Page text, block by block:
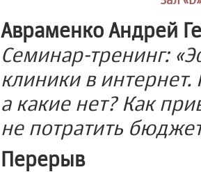
Авраменко Андрей
Семинар-тренинг:
клиники в
а какие нет? Как
не потратить
Перерыв